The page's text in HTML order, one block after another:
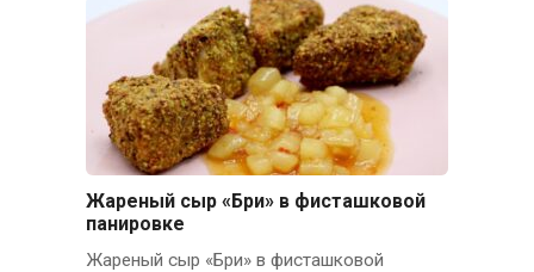
Жареный сыр «Бри» в фисташковой
панировке
Жареный сыр «Бри» в фисташковой